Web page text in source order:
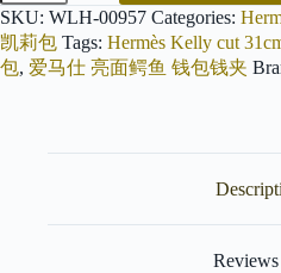
仕
Kelly
cut
手
SKU: WLH-00957 Categories:
凯莉包 Tags: Hermès Kelly cut
包, 爱马仕 亮面鳄鱼 钱包钱夹